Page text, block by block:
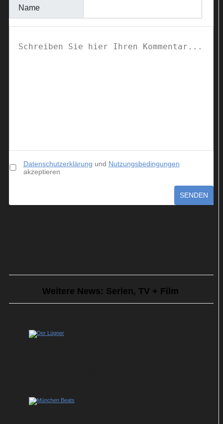
Name
Datenschutzerklärung und Nutzungsbedingungen
akzeptieren
SENDEN
Weitere News: Serien, TV + Film